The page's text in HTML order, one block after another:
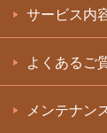
サービス内
よくあるご
メンテナン